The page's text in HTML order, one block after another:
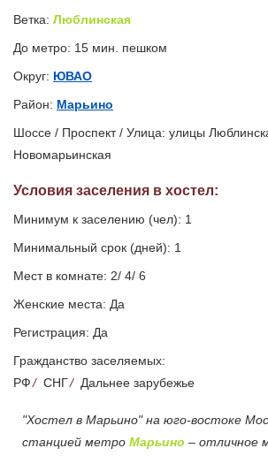
Ветка: Люблинская
До метро: 15 мин. пешком
Округ: ЮВАО
Район: Марьино
Шоссе / Проспект / Улица: улицы
Новомарьинская
Условия заселения в хостел:
Минимум к заселению (чел): 1
Минимальный срок (дней): 1
Мест в комнате: 2/ 4/ 6
Женские места: Да
Регистрация: Да
Гражданство заселяемых:
РФ/ СНГ/ Дальнее зарубежье
"Хостел в Марьино" на юго-востоке
станцией метро Марьино – отличное